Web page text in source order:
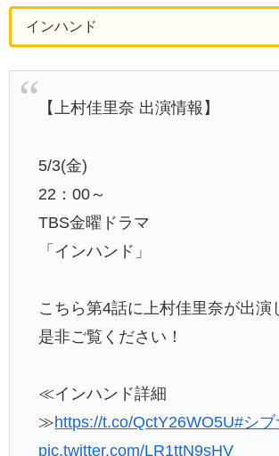
インハンド
【上村佳里奈 出演情報】
5/3(金)
22：00～
TBS金曜ドラマ
「インハンド」
こちら第4話に上村佳里奈が出演
是非ご覧ください！
≪インハンド詳細
≫https://t.co/QctY26WO5U#シブ
pic.twitter.com/LR1ttN9sHV